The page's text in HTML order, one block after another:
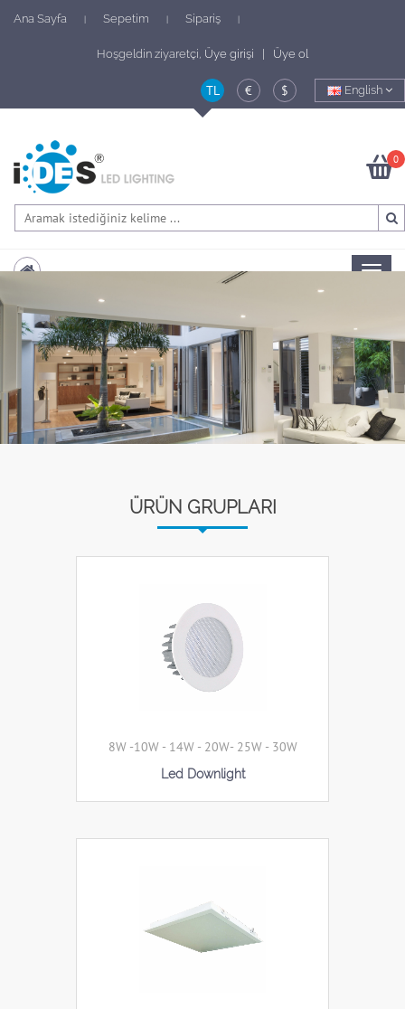
Ana Sayfa Sepetim Sipariş
Hoşgeldin ziyaretçi, Üye girişi | Üye ol
English
TL € $
0
ÜRÜN GRUPLARI
8W -10W - 14W - 20W- 25W - 30W
Led Downlight